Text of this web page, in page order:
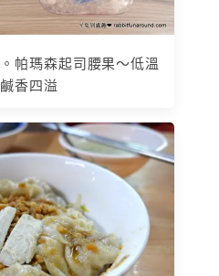
帕瑪森起司腰果～低溫
香四溢